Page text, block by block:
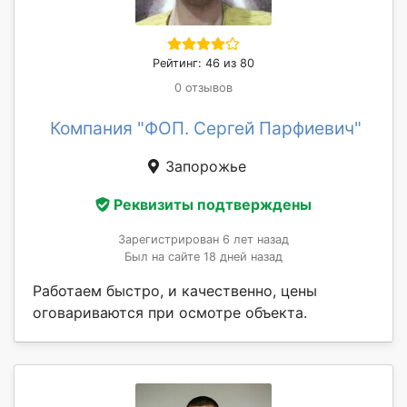
Рейтинг: 46 из 80
0 отзывов
Компания "ФОП. Сергей Парфиевич"
Запорожье
Реквизиты подтверждены
Зарегистрирован 6 лет назад
Был на сайте 18 дней назад
Работаем быстро, и качественно, цены
оговариваются при осмотре объекта.